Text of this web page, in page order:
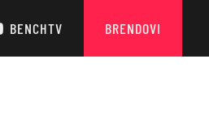
BENCHTV BRENDOVI